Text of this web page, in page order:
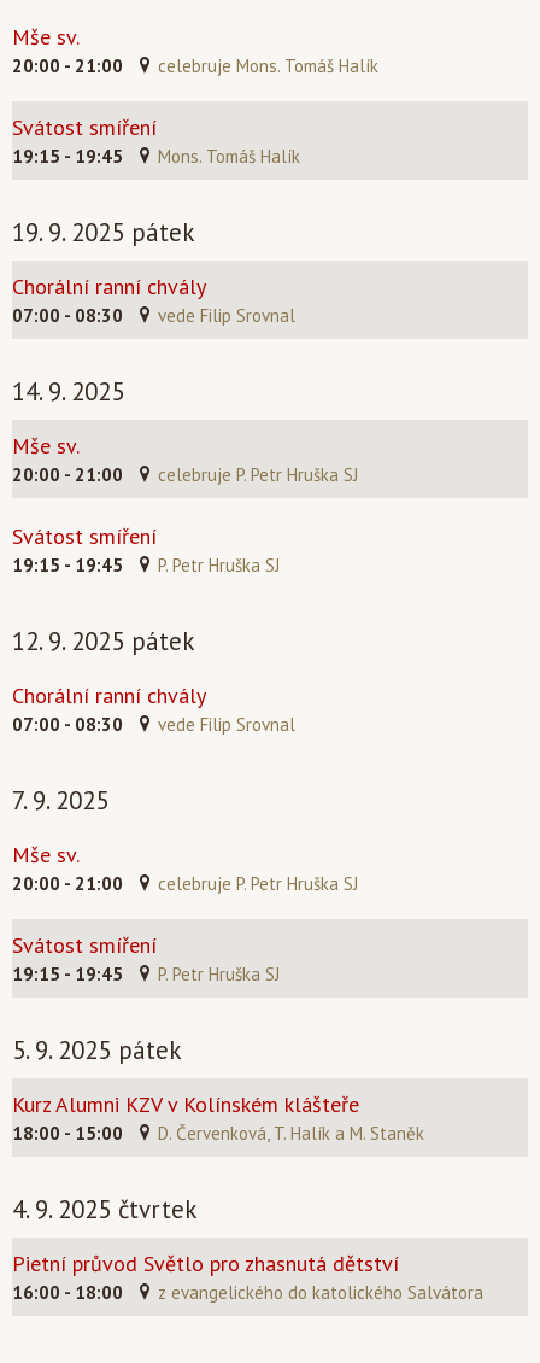
Mše sv.
20:00 - 21:00 celebruje Mons. Tomáš Halík
Svátost smíření
19:15 - 19:45 Mons. Tomáš Halík
19. 9. 2025 pátek
Chorální ranní chvály
07:00 - 08:30 vede Filip Srovnal
14. 9. 2025
Mše sv.
20:00 - 21:00 celebruje P. Petr Hruška SJ
Svátost smíření
19:15 - 19:45 P. Petr Hruška SJ
12. 9. 2025 pátek
Chorální ranní chvály
07:00 - 08:30 vede Filip Srovnal
7. 9. 2025
Mše sv.
20:00 - 21:00 celebruje P. Petr Hruška SJ
Svátost smíření
19:15 - 19:45 P. Petr Hruška SJ
5. 9. 2025 pátek
Kurz Alumni KZV v Kolínském klášteře
18:00 - 15:00 D. Červenková, T. Halík a M. Staněk
4. 9. 2025 čtvrtek
Pietní průvod Světlo pro zhasnutá dětství
16:00 - 18:00 z evangelického do katolického Salvátora